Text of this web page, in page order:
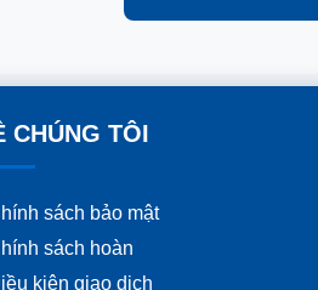
CHÚNG TÔI
sách bảo mật
sách hoàn
kiện giao dịch